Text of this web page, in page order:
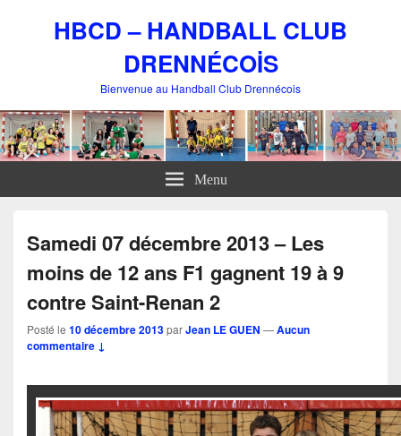
HBCD – HANDBALL CLUB
DRENNÉCOİS
Bienvenue au Handball Club Drennécois
Menu
Samedi 07 décembre 2013 – Les
moins de 12 ans F1 gagnent 19 à 9
contre Saint-Renan 2
Posté le 10 décembre 2013parJean LE GUEN —Aucun
commentaire ↓